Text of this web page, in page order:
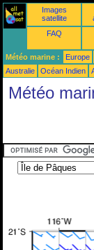
Images
satellite
FAQ
Météo marine : Europe
Australie
Océan Indien
Météo